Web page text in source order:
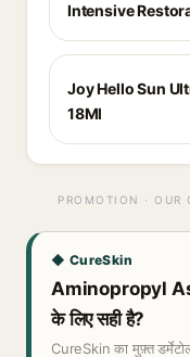
Intensive
Joy Hello Sun
18Ml
PROMOTION · OUR
◆ CureSkin
Aminopropyl
के लिए सही है?
CureSkin का मुफ़्त